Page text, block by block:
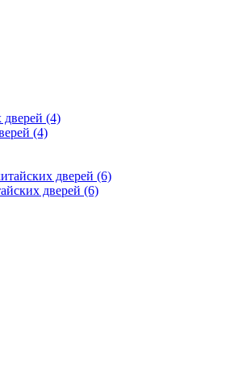
(4)
дверей (6)